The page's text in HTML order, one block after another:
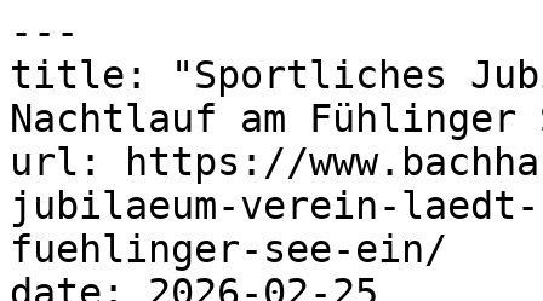
---
title: "Sportliches
Nachtlauf am Fühlinger
url: https://
jubilaeum-verein-laedt-
fuehlinger-see-ein/